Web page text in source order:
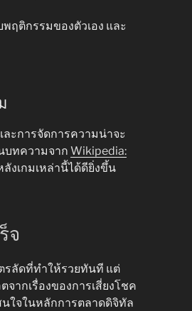
ฤติกรรมของตัวเอง และ
ะการจัดการความน่าจะ
บทความจาก Wikipedia:
งเกมเหล่านี้ได้ดียิ่งขึ้น
จ
รลัดที่ทำให้รวยทันที แต่
ากเรื่องของการเสี่ยงโชค
ใจในหลักการตลาดดิจิทัล